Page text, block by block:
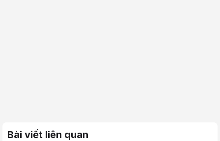
Bài viết liên quan